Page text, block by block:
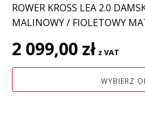
ROWER KROSS LEA 2.0
MALINOWY / FIOLETOWY
2 099,00 zł z VAT
WYBIERZ